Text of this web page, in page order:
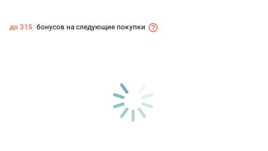
до 315 бонусов на следующие покупки